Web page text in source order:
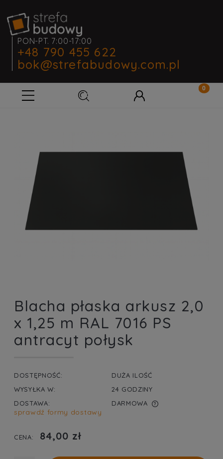
PON-PT. 7:00-17:00
+48 790 455 622
bok@strefabudowy.com.pl
Blacha płaska arkusz 2,0
x 1,25 m RAL 7016 PS
antracyt połysk
DOSTĘPNOŚĆ:
DUŻA ILOŚĆ
WYSYŁKA W:
24 GODZINY
DOSTAWA:
DARMOWA
CENA NIE ZAWIERA EWENTUALNYCH KOSZTÓW
sprawdź formy dostawy
CENA: 84,00 zł